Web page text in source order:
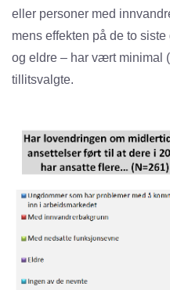
eller personer med
mens effekten på de to
og eldre – har vært minimal
tillitsvalgte.